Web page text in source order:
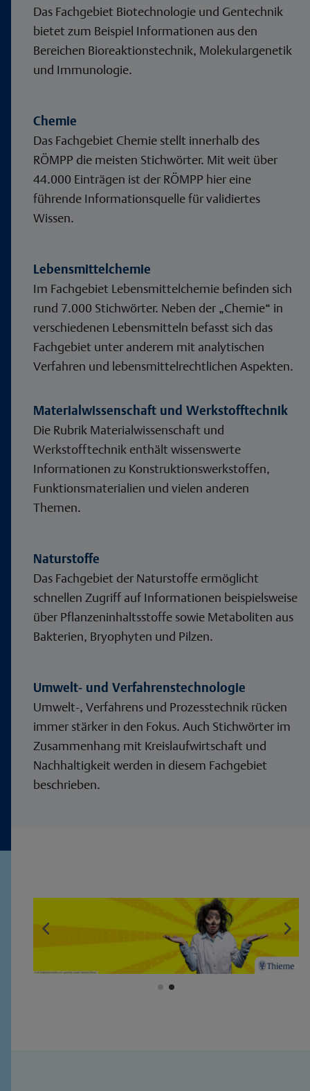
Das Fachgebiet Biotechnologie und Gentechnik
bietet zum Beispiel Informationen aus den
Bereichen Bioreaktionstechnik, Molekulargenetik
und Immunologie.
Chemie
Das Fachgebiet Chemie stellt innerhalb des
RÖMPP die meisten Stichwörter. Mit weit über
44.000 Einträgen ist der RÖMPP hier eine
führende Informationsquelle für validiertes
Wissen.
Lebensmittelchemie
Im Fachgebiet Lebensmittelchemie befinden sich
rund 7.000 Stichwörter. Neben der „Chemie“ in
verschiedenen Lebensmitteln befasst sich das
Fachgebiet unter anderem mit analytischen
Verfahren und lebensmittelrechtlichen Aspekten.
Materialwissenschaft und Werkstofftechnik
Die Rubrik Materialwissenschaft und
Werkstofftechnik enthält wissenswerte
Informationen zu Konstruktionswerkstoffen,
Funktionsmaterialien und vielen anderen
Themen.
Naturstoffe
Das Fachgebiet der Naturstoffe ermöglicht
schnellen Zugriff auf Informationen beispielsweise
über Pflanzeninhaltsstoffe sowie Metaboliten aus
Bakterien, Bryophyten und Pilzen.
Umwelt- und Verfahrenstechnologie
Umwelt-, Verfahrens und Prozesstechnik rücken
immer stärker in den Fokus. Auch Stichwörter im
Zusammenhang mit Kreislaufwirtschaft und
Nachhaltigkeit werden in diesem Fachgebiet
beschrieben.